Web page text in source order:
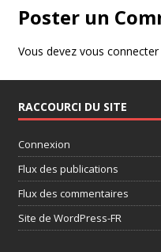
Poster un
Vous devez vous connecter
RACCOURCI DU SITE
Connexion
Flux des publications
Flux des commentaires
Site de WordPress-FR